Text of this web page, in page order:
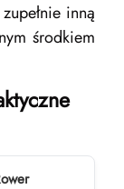
inną
środkiem